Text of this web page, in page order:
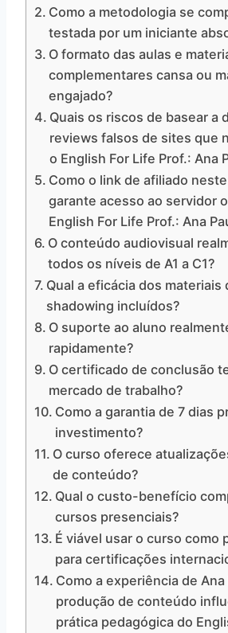
Como a metodologia se
testada por um iniciante
O formato das aulas e
complementares cansa ou
engajado?
Quais os riscos de basear a
reviews falsos de sites que
o English For Life Prof.: Ana
Como o link de afiliado
garante acesso ao servidor
English For Life Prof.: Ana
O conteúdo audiovisual
todos os níveis de A1 a C1?
Qual a eficácia dos materiais
shadowing incluídos?
O suporte ao aluno
rapidamente?
O certificado de conclusão
mercado de trabalho?
Como a garantia de 7 dias
investimento?
O curso oferece
de conteúdo?
Qual o custo-benefício
cursos presenciais?
É viável usar o curso como
para certificações
Como a experiência de Ana
produção de conteúdo
prática pedagógica do